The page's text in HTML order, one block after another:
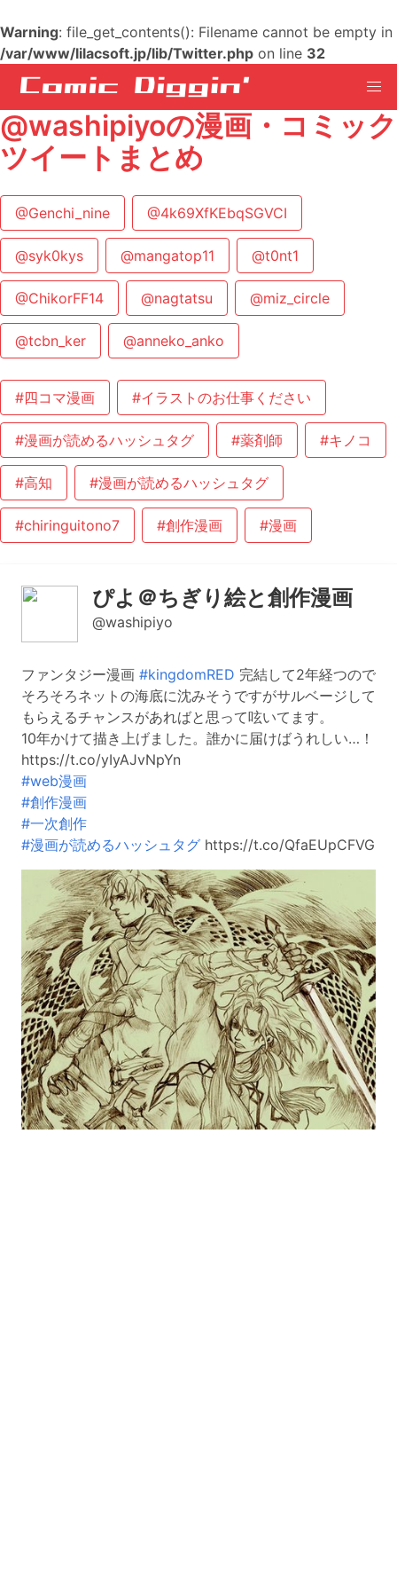
Warning: file_get_contents(): Filename cannot be empty in
/var/www/lilacsoft.jp/lib/Twitter.php on line 32
@washipiyoの漫画・コミック
ツイートまとめ
@Genchi_nine @4k69XfKEbqSGVCI
@syk0kys @mangatop11 @t0nt1
@ChikorFF14 @nagtatsu @miz_circle
@tcbn_ker @anneko_anko
#四コマ漫画 #イラストのお仕事ください
#漫画が読めるハッシュタグ #薬剤師 #キノコ
#高知 #漫画が読めるハッシュタグ
#chiringuitono7 #創作漫画 #漫画
ぴよ＠ちぎり絵と創作漫画
@washipiyo
ファンタジー漫画 #kingdomRED 完結して2年経つので
そろそろネットの海底に沈みそうですがサルベージして
もらえるチャンスがあればと思って呟いてます。
10年かけて描き上げました。誰かに届けばうれしい…！
https://t.co/yIyAJvNpYn
#web漫画
#創作漫画
#一次創作
#漫画が読めるハッシュタグ https://t.co/QfaEUpCFVG